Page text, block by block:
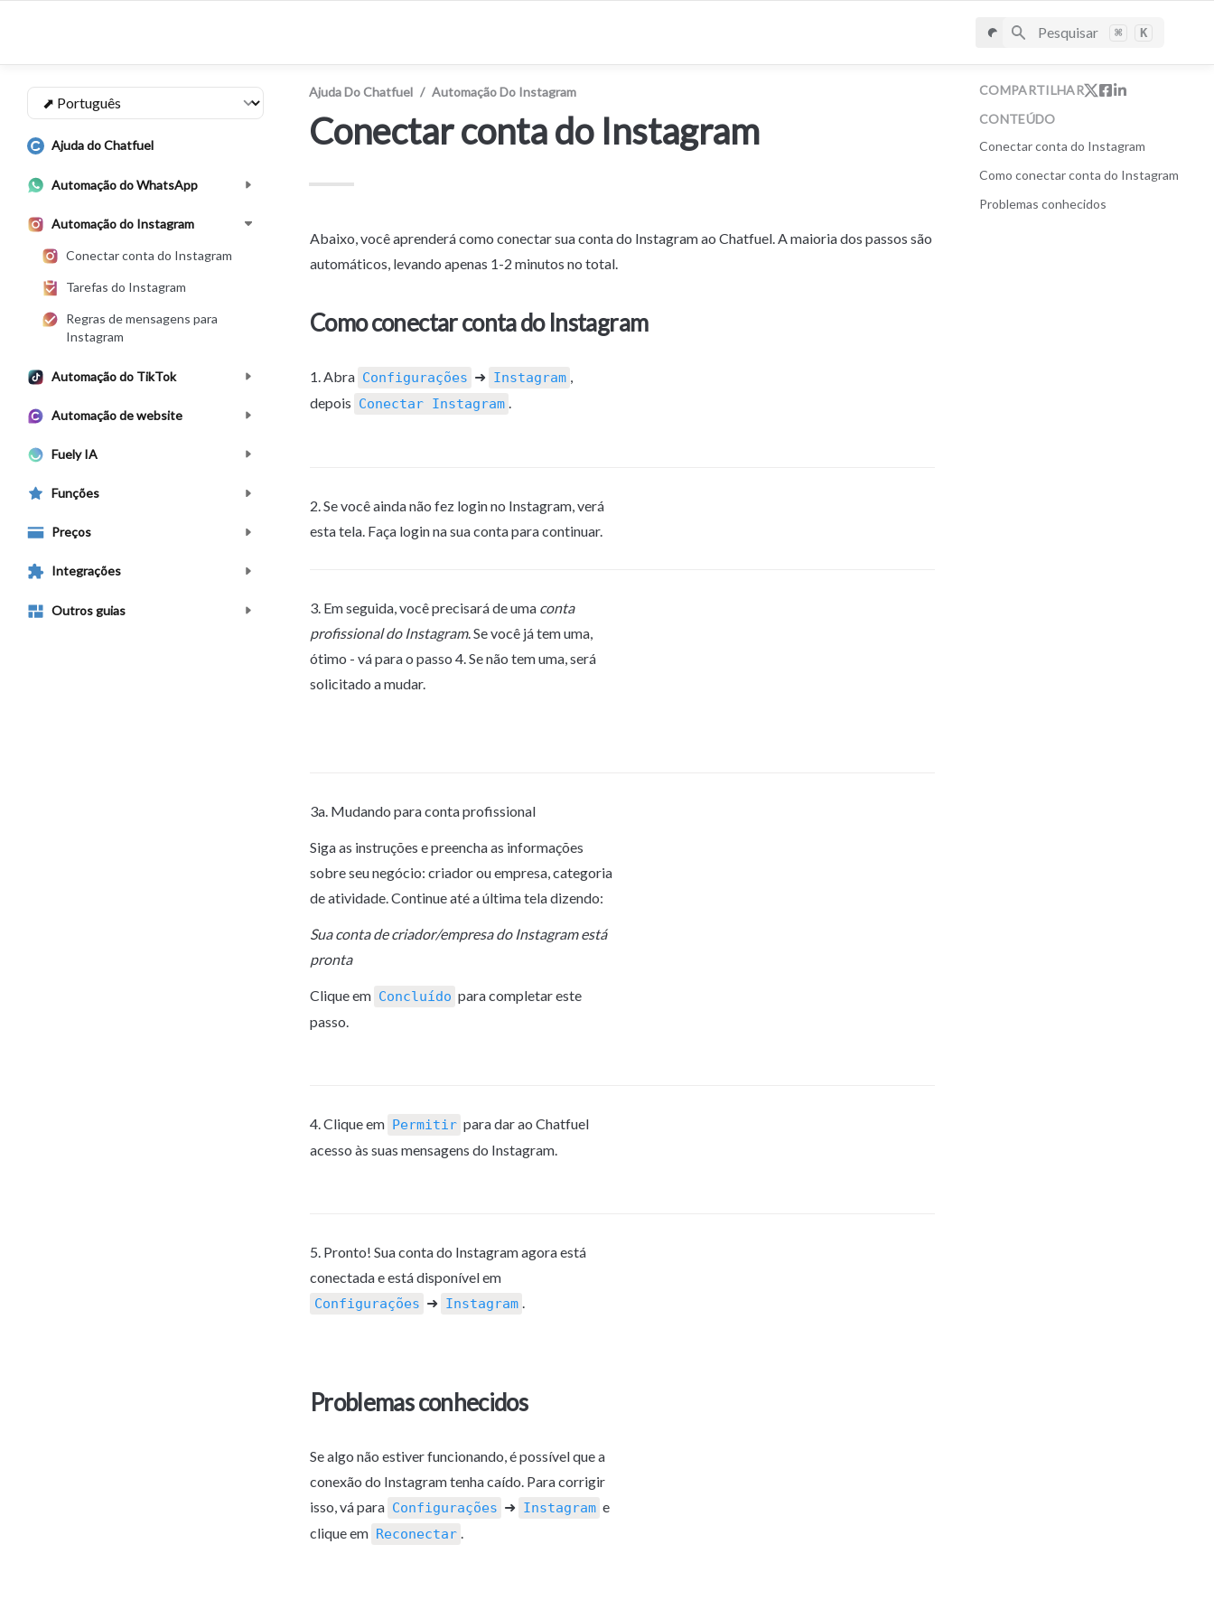
Pesquisar ⌘ K
Ajuda do Chatfuel
Automação do WhatsApp
Automação do Instagram
Conectar conta do Instagram
Tarefas do Instagram
Regras de mensagens para
Instagram
Automação do TikTok
Automação de website
Fuely IA
Funções
Preços
Integrações
Outros guias
Ajuda Do Chatfuel / Automação Do Instagram
Conectar conta do Instagram
Abaixo, você aprenderá como conectar sua conta do Instagram ao Chatfuel. A maioria dos passos são
automáticos, levando apenas 1-2 minutos no total.
Como conectar conta do Instagram
1. Abra Configurações ➜ Instagram
depois Conectar Instagram
2. Se você ainda não fez login no Instagram, verá
esta tela. Faça login na sua conta para continuar.
3. Em seguida, você precisará de uma conta
profissional do Instagram. Se você já tem uma,
ótimo - vá para o passo 4. Se não tem uma, será
solicitado a mudar.
3a. Mudando para conta profissional
Siga as instruções e preencha as informações
sobre seu negócio: criador ou empresa, categoria
de atividade. Continue até a última tela dizendo:
Sua conta de criador/empresa do Instagram está
pronta
Clique em Concluído para completar este
passo.
4. Clique em Permitir para dar ao Chatfuel
acesso às suas mensagens do Instagram.
5. Pronto! Sua conta do Instagram agora está
Configurações ➜ Instagram
Problemas conhecidos
Se algo não estiver funcionando, é possível que a
conexão do Instagram tenha caído. Para corrigir
isso, vá para Configurações ➜ Instagram e
clique em Reconectar
COMPARTILHAR
CONTEÚDO
Conectar conta do Instagram
Como conectar conta do Instagram
Problemas conhecidos